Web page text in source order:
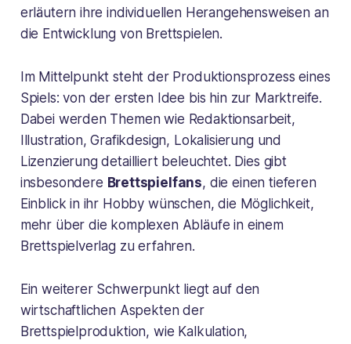
erläutern ihre individuellen Herangehensweisen an
die Entwicklung von Brettspielen.
Im Mittelpunkt steht der Produktionsprozess eines
Spiels: von der ersten Idee bis hin zur Marktreife.
Dabei werden Themen wie Redaktionsarbeit,
Illustration, Grafikdesign, Lokalisierung und
Lizenzierung detailliert beleuchtet. Dies gibt
insbesondere Brettspielfans, die einen tieferen
Einblick in ihr Hobby wünschen, die Möglichkeit,
mehr über die komplexen Abläufe in einem
Brettspielverlag zu erfahren.
Ein weiterer Schwerpunkt liegt auf den
wirtschaftlichen Aspekten der
Brettspielproduktion, wie Kalkulation,